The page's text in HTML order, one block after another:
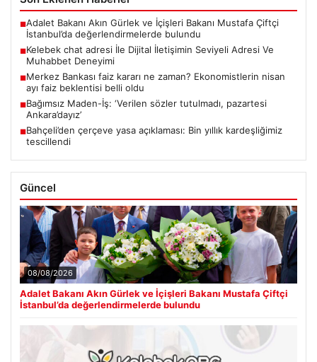
■Adalet Bakanı Akın Gürlek ve İçişleri Bakanı Mustafa Çiftçi
İstanbul’da değerlendirmelerde bulundu
■Kelebek chat adresi İle Dijital İletişimin Seviyeli Adresi Ve
Muhabbet Deneyimi
■Merkez Bankası faiz kararı ne zaman? Ekonomistlerin nisan
ayı faiz beklentisi belli oldu
■Bağımsız Maden-İş: ‘Verilen sözler tutulmadı, pazartesi
Ankara’dayız’
■Bahçeli’den çerçeve yasa açıklaması: Bin yıllık kardeşliğimiz
tescillendi
Güncel
08/08/2026
Adalet Bakanı Akın Gürlek ve İçişleri Bakanı Mustafa Çiftçi
İstanbul’da değerlendirmelerde bulundu